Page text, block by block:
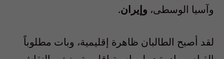
وآسيا الوسطى، وإيران.
لقد أصبح الطالبان ظاهرة إقليمية، وبات مطلوباً